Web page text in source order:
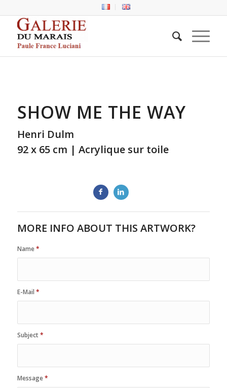
SHOW ME THE WAY
Henri Dulm
92 x 65 cm | Acrylique sur toile
MORE INFO ABOUT THIS ARTWORK?
Name*
E-Mail *
Subject*
Message*